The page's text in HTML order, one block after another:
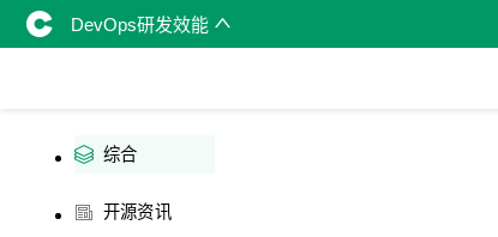
DevOps研发效能
综合
开源资讯